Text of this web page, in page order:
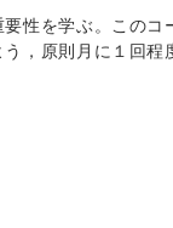
性を学ぶ。このコ
，原則月に１回程